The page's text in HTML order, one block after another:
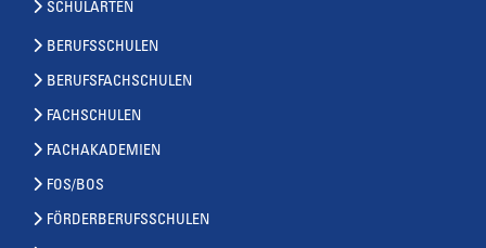
SCHULARTEN
BERUFSSCHULEN
BERUFSFACHSCHULEN
FACHSCHULEN
FACHAKADEMIEN
FOS/BOS
FÖRDERBERUFSSCHULEN